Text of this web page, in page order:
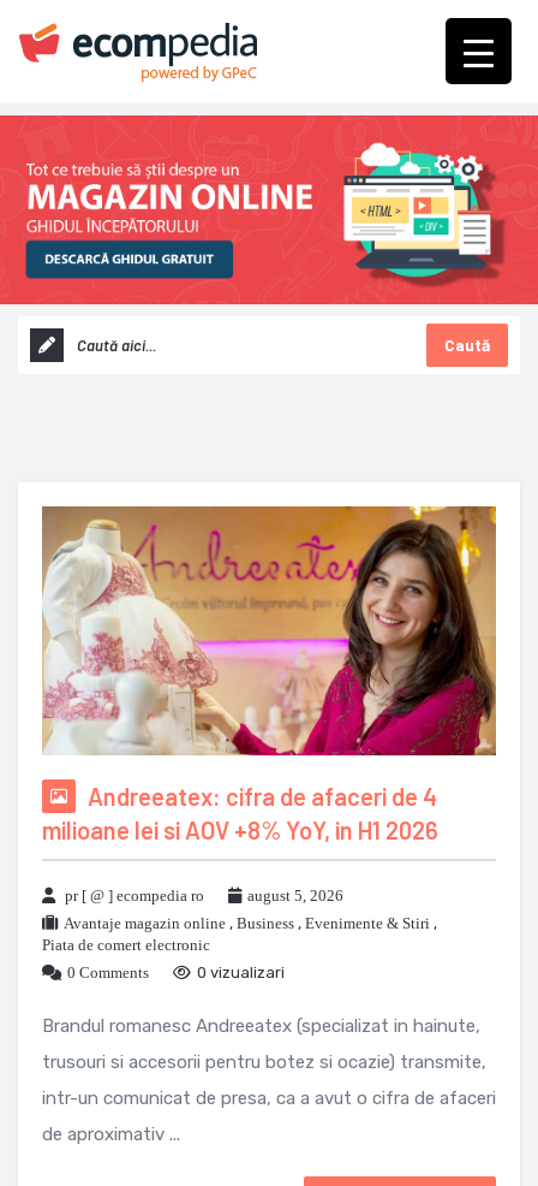
Caută
Andreeatex: cifra de afaceri de 4
milioane lei si AOV +8% YoY, in H1 2026
pr [ @ ] ecompedia ro
august 5, 2026
Avantaje magazin online , Business , Evenimente & Stiri ,
Piata de comert electronic
0 Comments
0 vizualizari
Brandul romanesc Andreeatex (specializat in hainute,
trusouri si accesorii pentru botez si ocazie) transmite,
intr-un comunicat de presa, ca a avut o cifra de afaceri
de aproximativ ...